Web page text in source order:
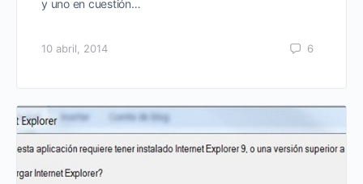
y uno en cuestión…
10 abril, 2014 6